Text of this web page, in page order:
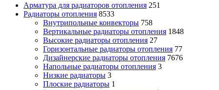
Арматура для радиаторов отопления 251
Радиаторы отопления 8533
Внутрипольные конвекторы 758
Вертикальные радиаторы отопления 1848
Высокие радиаторы отопления 27
Горизонтальные радиаторы отопления 77
Дизайнерские радиаторы отопления 7676
Напольные радиаторы отопления 3
Низкие радиаторы 3
Плоские радиаторы 1